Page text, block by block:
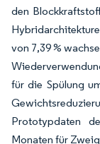
den
von 7,39 %
für die Spülung
Prototypdaten
Monaten für